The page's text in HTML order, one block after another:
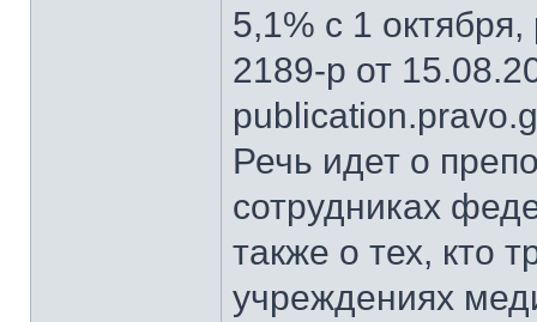
5,1% с 1
2189-р от
Речь идет о
сотрудниках
также о тех, кто
учреждениях